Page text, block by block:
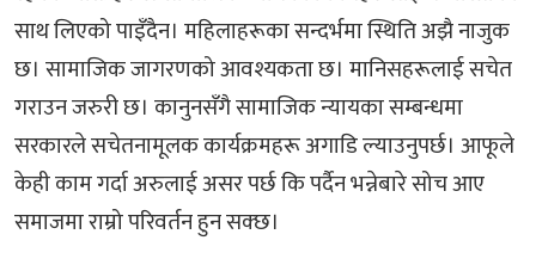
साथ लिएको पाइँदैन। महिलाहरूका सन्दर्भमा स्थिति अझै नाजुक
छ। सामाजिक जागरणको आवश्यकता छ। मानिसहरूलाई सचेत
गराउन जरुरी छ। कानुनसँगै सामाजिक न्यायका सम्बन्धमा
सरकारले सचेतनामूलक कार्यक्रमहरू अगाडि ल्याउनुपर्छ। आफूले
केही काम गर्दा अरुलाई असर पर्छ कि पर्दैन भन्नेबारे सोच आए
समाजमा राम्रो परिवर्तन हुन सक्छ।